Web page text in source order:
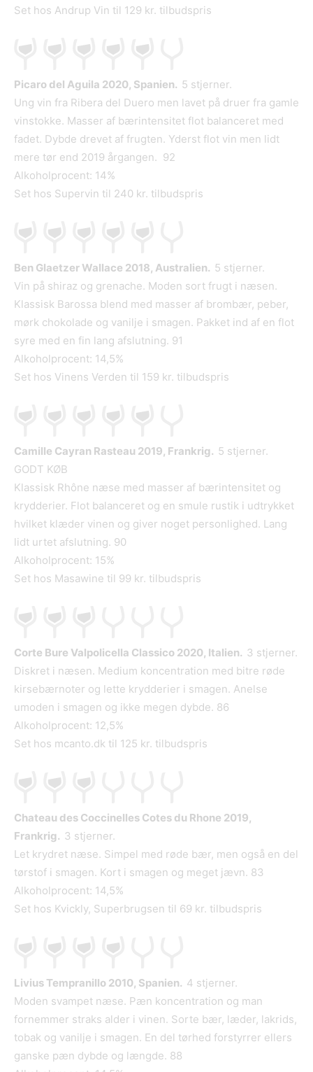
Set hos Andrup Vin til 129 kr. tilbudspris
Picaro del Aguila 2020, Spanien. 5 stjerner.
Ung vin fra Ribera del Duero men lavet på druer fra gamle
vinstokke. Masser af bærintensitet flot balanceret med
fadet. Dybde drevet af frugten. Yderst flot vin men lidt
mere tør end 2019 årgangen. 92
Alkoholprocent: 14%
Set hos Supervin til 240 kr. tilbudspris
Ben Glaetzer Wallace 2018, Australien. 5 stjerner.
Vin på shiraz og grenache. Moden sort frugt i næsen.
Klassisk Barossa blend med masser af brombær, peber,
mørk chokolade og vanilje i smagen. Pakket ind af en flot
syre med en fin lang afslutning. 91
Alkoholprocent: 14,5%
Set hos Vinens Verden til 159 kr. tilbudspris
Camille Cayran Rasteau 2019, Frankrig. 5 stjerner.
GODT KØB
Klassisk Rhône næse med masser af bærintensitet og
krydderier. Flot balanceret og en smule rustik i udtrykket
hvilket klæder vinen og giver noget personlighed. Lang
lidt urtet afslutning. 90
Alkoholprocent: 15%
Set hos Masawine til 99 kr. tilbudspris
Corte Bure Valpolicella Classico 2020, Italien. 3 stjerner.
Diskret i næsen. Medium koncentration med bitre røde
kirsebærnoter og lette krydderier i smagen. Anelse
umoden i smagen og ikke megen dybde. 86
Alkoholprocent: 12,5%
Set hos mcanto.dk til 125 kr. tilbudspris
Chateau des Coccinelles Cotes du Rhone 2019,
Frankrig. 3 stjerner.
Let krydret næse. Simpel med røde bær, men også en del
tørstof i smagen. Kort i smagen og meget jævn. 83
Alkoholprocent: 14,5%
Set hos Kvickly, Superbrugsen til 69 kr. tilbudspris
Livius Tempranillo 2010, Spanien. 4 stjerner.
Moden svampet næse. Pæn koncentration og man
fornemmer straks alder i vinen. Sorte bær, læder, lakrids,
tobak og vanilje i smagen. En del tørhed forstyrrer ellers
ganske pæn dybde og længde. 88